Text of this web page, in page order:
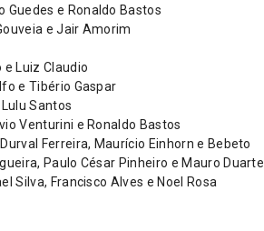
Guedes e Ronaldo Bastos
e Jair Amorim
e Luiz Claudio
e Tibério Gaspar
Lulu Santos
Venturini e Ronaldo Bastos
Durval Ferreira, Maurício Einhorn e Bebeto
Paulo César Pinheiro e Mauro Duarte
Silva, Francisco Alves e Noel Rosa